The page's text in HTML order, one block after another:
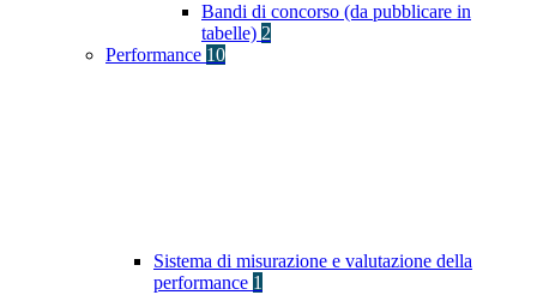
Bandi di concorso (da pubblicare in
tabelle) 2
Performance 10
Sistema di misurazione e valutazione della
performance 1